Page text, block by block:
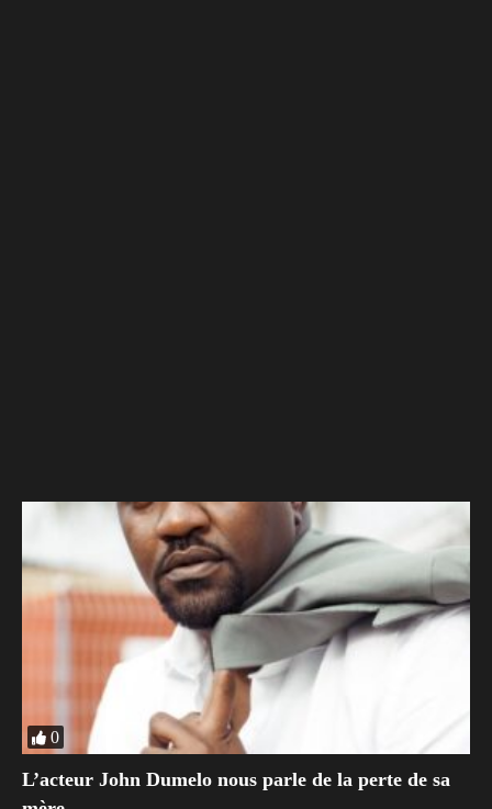
0
L’acteur John Dumelo nous parle de la perte de sa